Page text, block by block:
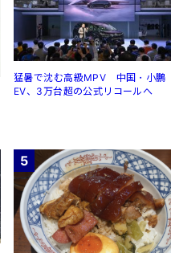
猛暑で沈む高級MPV 中国・小鵬
EV、3万台超の公式リコールへ
5